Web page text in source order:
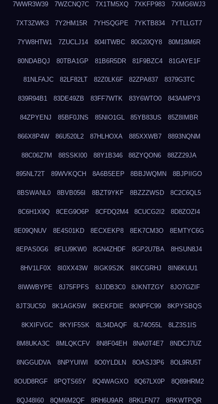
7WWR3W39 7WZCNQ7C 7X1TM5XQ 7XKFP983 7XMG6WJ3
7XT3ZWK3 7Y2HM15R 7YHSQGPE 7YKTB834 7YTLLGT7
7YW8HTW1 7ZUCLJ14 804ITWBC 80G20QY8 80M18M6R
80NDABQJ 80TBA1GP 81B6R5DR 81F9BZC4 81GAYE1F
81NLFAJC 82LF82LT 82Z0LK6F 82ZPA837 8379G3TC
839R94B1 83DE49ZB 83FF7WTK 83Y6WTO0 843AMPY3
84ZPYENJ 85BF0JNS 85NIO1GL 85YB83US 85Z8IMBR
866X8P4W 86U520L2 87HLHOXA 885XXWB7 8893NQNM
88C06Z7M 88SSKI00 88Y1B346 88ZYQON6 88ZZ29JA
895NL72T 89WVKQCH 8A6B5EEP 8BBJWQMN 8BJPIIGO
8BSWANL0 8BVB056I 8BZT9YKF 8BZZZWSD 8C2C6QL5
8C6H1X9Q 8CEG9O6P 8CFDQ2M4 8CUCG2I2 8D8ZOZI4
8E09QNUV 8E4S01KD 8ECXEKP8 8EK7CM3O 8EMTYC6G
8EPAS0G6 8FLU9KW0 8GN4ZHDF 8GP2U7BA 8HSUN8J4
8HV1LF0X 8I0XX43W 8IGK9S2K 8IKCGRHJ 8IN6KUU1
8IWWBYPE 8J75FPFS 8JJDB3C0 8JKNTZGY 8JO7GZIF
8JT3UC50 8K1AGK5W 8KEKFDIE 8KNPFC99 8KPYSBQS
8KXIFVGC 8KYIF5SK 8L34DAQF 8L74O55L 8LZ3S1IS
8M8UKA3C 8MLQKCFV 8N8F04EH 8NA0T4E7 8NDCJ7UZ
8NGGUDVA 8NPYUIWI 8O0YLDLN 8OASJ3P6 8OL9RU5T
8OUD8RGF 8PQTS65Y 8Q4WAGXO 8Q67LX0P 8Q89HRM2
8QJ48I60 8QM6M2QF 8RH6U9AR 8RKLFN77 8RKWTPQR